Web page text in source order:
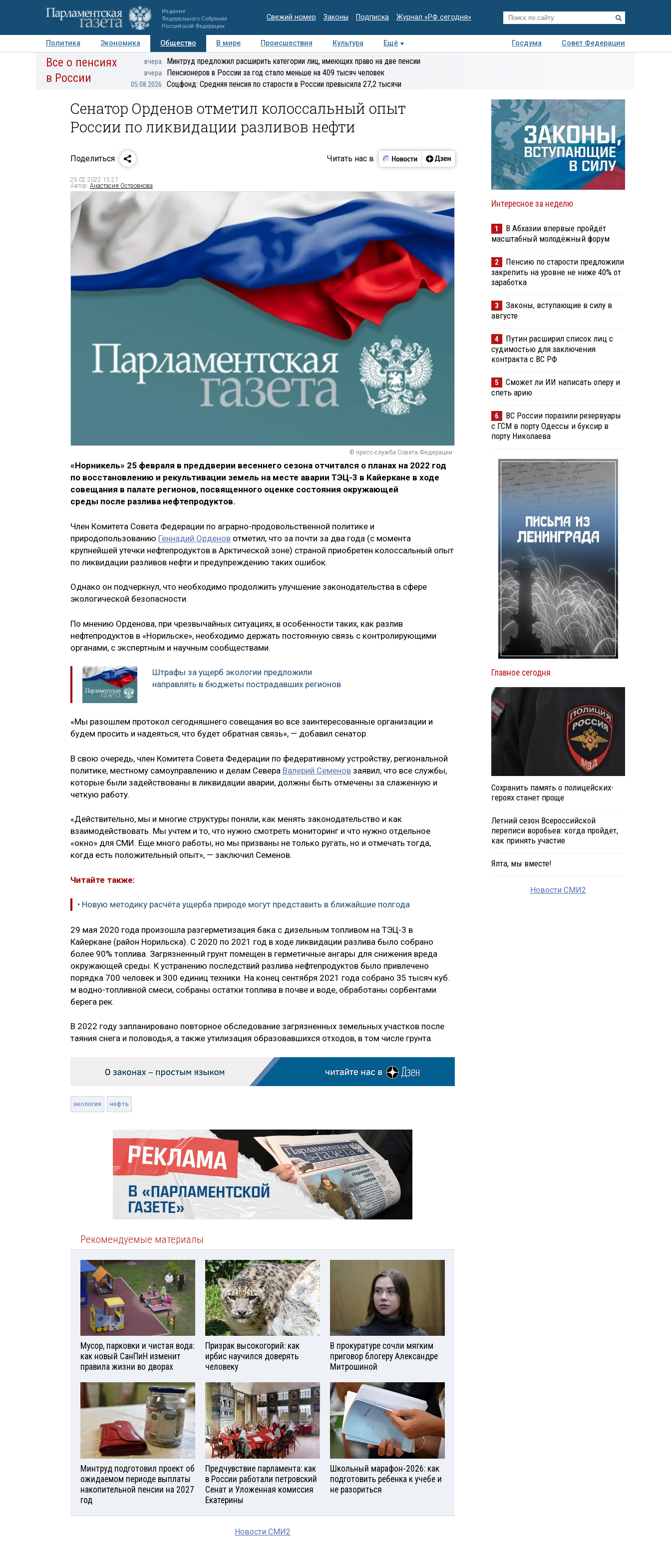
Издание
Федерального Собрания
Российской Федерации
Свежий номер Законы Подписка Журнал «РФ сегодня»
Политика Экономика Общество В мире Происшествия Культура Ещё Госдума
Совет Федерации
Авторы Персоны Мнения Регионы Медиацентр Интервью Колумнисты
Деловая
Все о пенсиях
в России
вчера Минтруд предложил расширить категории лиц, имеющих право на две пенсии
вчера Пенсионеров в России за год стало меньше на 409 тысяч человек
05.08.2026 Соцфонд: Средняя пенсия по старости в России превысила 27,2 тысячи
Сенатор Орденов отметил колоссальный опыт
России по ликвидации разливов нефти
Поделиться Читать нас в
25.02.2022 15:27
Автор: Анастасия Островкова
© пресс-служба Совета Федерации
«Норникель» 25 февраля в преддверии весеннего сезона отчитался о планах на 2022 год
по восстановлению и рекультивации земель на месте аварии ТЭЦ-3 в Кайеркане в ходе
совещания в палате регионов, посвященного оценке состояния окружающей
среды после разлива нефтепродуктов.
Член Комитета Совета Федерации по аграрно-продовольственной политике и
природопользованию Геннадий Орденов отметил, что за почти за два года (с момента
крупнейшей утечки нефтепродуктов в Арктической зоне) страной приобретен колоссальный опыт
по ликвидации разливов нефти и предупреждению таких ошибок.
Однако он подчеркнул, что необходимо продолжить улучшение законодательства в сфере
экологической безопасности.
По мнению Орденова, при чрезвычайных ситуациях, в особенности таких, как разлив
нефтепродуктов в «Норильске», необходимо держать постоянную связь с контролирующими
органами, с экспертным и научным сообществами.
Штрафы за ущерб экологии предложили
направлять в бюджеты пострадавших регионов
«Мы разошлем протокол сегодняшнего совещания во все заинтересованные организации и
будем просить и надеяться, что будет обратная связь», — добавил сенатор.
В свою очередь, член Комитета Совета Федерации по федеративному устройству, региональной
политике, местному самоуправлению и делам Севера Валерий Семенов заявил, что все службы,
которые были задействованы в ликвидации аварии, должны быть отмечены за слаженную и
четкую работу.
«Действительно, мы и многие структуры поняли, как менять законодательство и как
взаимодействовать. Мы учтем и то, что нужно смотреть мониторинг и что нужно отдельное
«окно» для СМИ. Еще много работы, но мы призваны не только ругать, но и отмечать тогда,
когда есть положительный опыт», — заключил Семенов.
Читайте также:
• Новую методику расчёта ущерба природе могут представить в ближайшие полгода
29 мая 2020 года произошла разгерметизация бака с дизельным топливом на ТЭЦ-3 в
Кайеркане (район Норильска). С 2020 по 2021 год в ходе ликвидации разлива было собрано
более 90% топлива. Загрязненный грунт помещен в герметичные ангары для снижения вреда
окружающей среды. К устранению последствий разлива нефтепродуктов было привлечено
порядка 700 человек и 300 единиц техники. На конец сентября 2021 года собрано 35 тысяч куб.
м водно-топливной смеси, собраны остатки топлива в почве и воде, обработаны сорбентами
берега рек.
B 2022 году запланировано повторное обследование загрязненных земельных участков после
таяния снега и половодья, а также утилизация образовавшихся отходов, в том числе грунта.
экология нефть
Рекомендуемые материалы
Мусор, парковки и чистая вода:
как новый СанПиН изменит
правила жизни во дворах
Призрак высокогорий: как
ирбис научился доверять
человеку
В прокуратуре сочли мягким
приговор блогеру Александре
Митрошиной
Минтруд подготовил проект об
ожидаемом периоде выплаты
накопительной пенсии на 2027
год
Предчувствие парламента: как
в России работали петровский
Сенат и Уложенная комиссия
Екатерины
Школьный марафон-2026: как
подготовить ребенка к учебе и
не разориться
Новости СМИ2
Интересное за неделю
1
В Абхазии впервые пройдёт
масштабный молодёжный форум
2
Пенсию по старости предложили
закрепить на уровне не ниже 40% от
заработка
3
Законы, вступающие в силу в
августе
4
Путин расширил список лиц с
судимостью для заключения
контракта с ВС РФ
5
Сможет ли ИИ написать оперу и
спеть арию
6
ВС России поразили резервуары
с ГСМ в порту Одессы и буксир в
порту Николаева
Главное сегодня
Сохранить память о полицейских-
героях станет проще
Летний сезон Всероссийской
переписи воробьев: когда пройдет,
как принять участие
Ялта, мы вместе!
Новости СМИ2